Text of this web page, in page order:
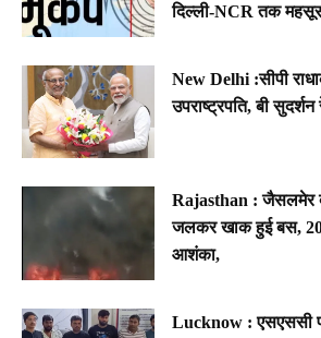
दिल्ली-NCR तक
New Delhi :सीपी
उपराष्ट्रपति, बी
Rajasthan : जैसलमेर
जलकर खाक हुई बस,
आशंका,
Lucknow : एसएससी